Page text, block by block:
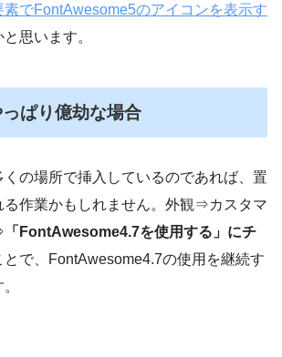
素でFontAwesome5のアイコンを表示す
思います。
ぱり億劫な場合
の場所で挿入しているのであれば、置
る作業かもしれません。外観⇒カスタマ
「FontAwesome4.7を使用する」にチ
とで、FontAwesome4.7の使用を継続す